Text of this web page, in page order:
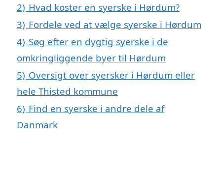
2) Hvad koster en syerske i Hørdum?
3) Fordele ved at vælge syerske i Hørdum
4) Søg efter en dygtig syerske i de
omkringliggende byer til Hørdum
5) Oversigt over syersker i Hørdum eller
hele Thisted kommune
6) Find en syerske i andre dele af
Danmark